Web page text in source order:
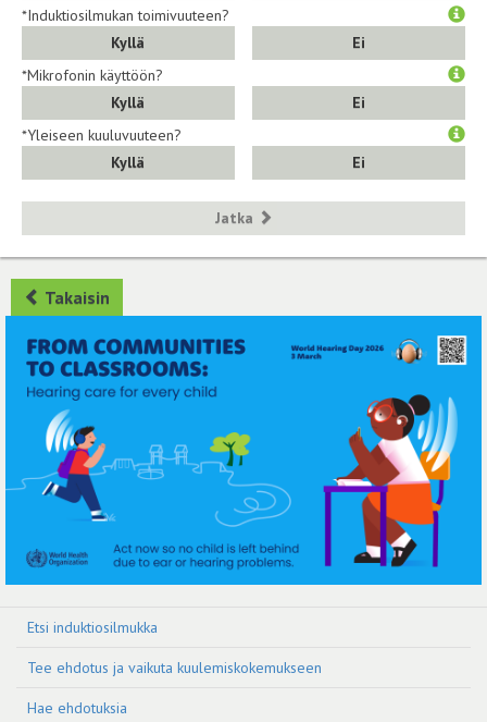
*Induktiosilmukan toimivuuteen?
Kyllä
Ei
*Mikrofonin käyttöön?
Kyllä
Ei
*Yleiseen kuuluvuuteen?
Kyllä
Ei
Jatka
Takaisin
Etsi induktiosilmukka
Tee ehdotus ja vaikuta kuulemiskokemukseen
Hae ehdotuksia